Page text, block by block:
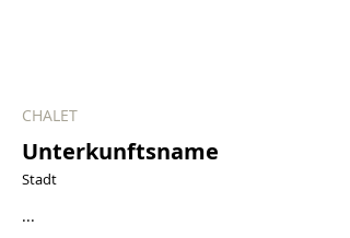
CHALET
Unterkunftsname
Stadt
...